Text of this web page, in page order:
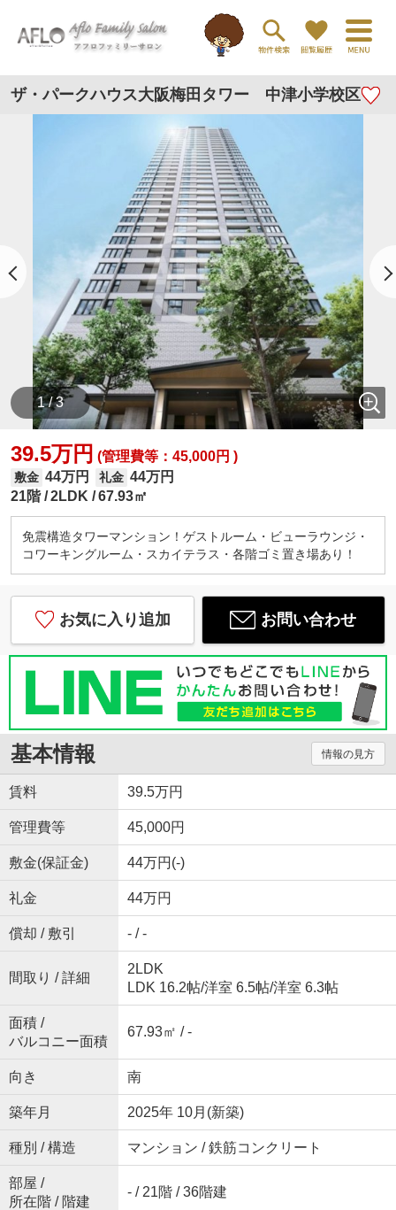
ザ・パークハウス大阪梅田タワー 中津小学校区
1 / 3
39.5万円 (管理費等：45,000円 )
敷金 44万円 礼金 44万円
21階 2LDK 67.93㎡
免震構造タワーマンション！ゲストルーム・ビューラウンジ・
コワーキングルーム・スカイテラス・各階ゴミ置き場あり！
お気に入り追加 お問い合わせ
基本情報 情報の見方
賃料 39.5万円
管理費等 45,000円
敷金(保証金) 44万円(-)
礼金 44万円
償却 / 敷引 - / -
間取り / 詳細
2LDK
LDK 16.2帖/洋室 6.5帖/洋室 6.3帖
面積 /
バルコニー面積
67.93㎡ / -
向き 南
築年月 2025年 10月(新築)
種別 / 構造 マンション / 鉄筋コンクリート
部屋 /
所在階 / 階建
- / 21階 / 36階建